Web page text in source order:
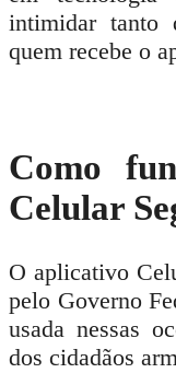
intimidar tanto
quem recebe o
Como
Celular
O aplicativo
pelo Governo
usada nessas
dos cidadãos